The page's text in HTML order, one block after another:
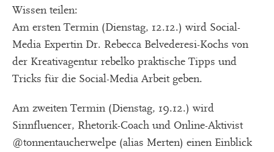
Wissen teilen:
Am ersten Termin (Dienstag, 12.12.) wird Social-
Media Expertin Dr. Rebecca Belvederesi-Kochs von
der Kreativagentur rebelko praktische Tipps und
Tricks für die Social-Media Arbeit geben.
Am zweiten Termin (Dienstag, 19.12.) wird
Sinnfluencer, Rhetorik-Coach und Online-Aktivist
@tonnentaucherwelpe (alias Merten) einen Einblick